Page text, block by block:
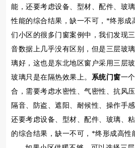
能，还要考虑设备、型材、配件、玻
性能的综合结果，缺一不可，*终形成
们小区的很多门窗案例中，我们发现
音数据上几乎没有区别，但是三层玻
璃好，这也是东北地区窗户采用三层
玻璃只是在隔热效果上。 系统门窗一
合，需要考虑水密性、气密性、抗风
隔音、防盗、遮阳、耐候性、操作手
还要考虑设备、型材、配件、玻璃、
的综合结果，缺一不可，*终形成高性